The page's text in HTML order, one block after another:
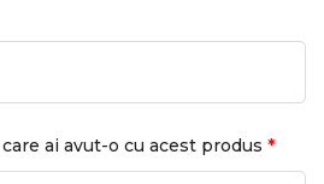
ai avut-o cu acest produs *